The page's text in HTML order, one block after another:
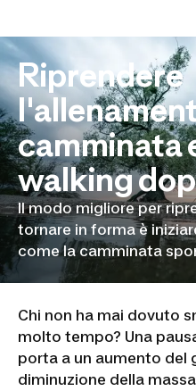
Riprendere
camminata
walking
Il modo migliore per
tornare in forma è
come la camminata
Chi non ha mai dovuto
molto tempo? Una
porta a un aumento del
diminuzione della